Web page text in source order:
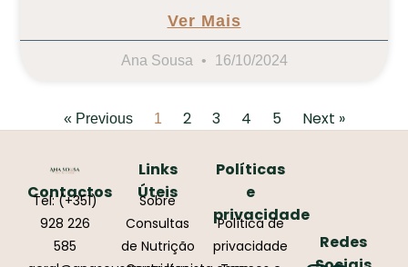
Ver Mais
Ana Sousa 16/10/2024
« Previous 1 2 3 4 5 Next »
Contactos
Tel: (+351)
928 226
585
Links
Úteis
Sobre
Consultas
de Nutrição
Políticas
e
privacidade
Política de
privacidade
Redes